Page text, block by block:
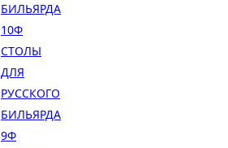
БИЛЬЯРДА
10Ф
СТОЛЫ
ДЛЯ
РУССКОГО
БИЛЬЯРДА
9Ф